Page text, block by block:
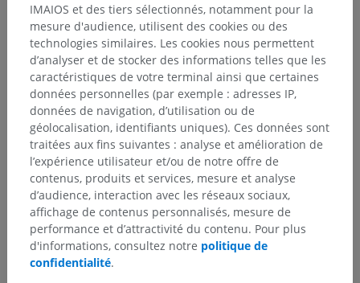
IMAIOS et des tiers sélectionnés, notamment pour la
mesure d'audience, utilisent des cookies ou des
technologies similaires. Les cookies nous permettent
d’analyser et de stocker des informations telles que les
caractéristiques de votre terminal ainsi que certaines
données personnelles (par exemple : adresses IP,
données de navigation, d’utilisation ou de
géolocalisation, identifiants uniques). Ces données sont
traitées aux fins suivantes : analyse et amélioration de
l’expérience utilisateur et/ou de notre offre de
contenus, produits et services, mesure et analyse
d’audience, interaction avec les réseaux sociaux,
affichage de contenus personnalisés, mesure de
performance et d’attractivité du contenu. Pour plus
d'informations, consultez notre politique de
confidentialité.